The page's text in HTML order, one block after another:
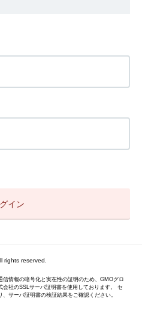
rights reserved.
信情報の暗号化と実在性の証明のため、GMOグロ
会社のSSLサーバ証明書を使用しております。 セ
、サーバ証明書の検証結果をご確認ください。